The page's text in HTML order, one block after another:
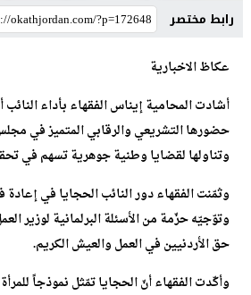
رابط مختصر
عكاظ الاخبارية
أشادت المحامية إيناس الفقهاء بأداء
حضورها التشريعي والرقابي المتميز في
وتناولها لقضايا وطنية جوهرية تسهم في
وثمّنت الفقهاء دور النائب الحجايا في إعادة
وتوّجيّه حزّمة من الأسئلة البرلمانية لوزير
حق الأردنيين في العمل والعيش الكريم.
وأكّدت الفقهاء أنّ الحجايا تمّثل نموذجاً